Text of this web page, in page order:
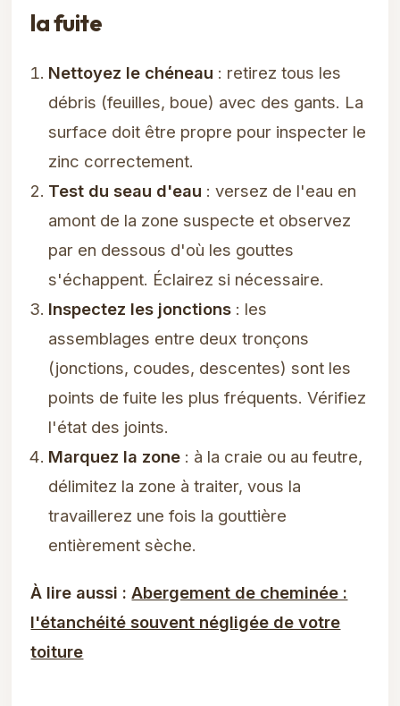
la fuite
Nettoyez le chéneau : retirez tous les
débris (feuilles, boue) avec des gants. La
surface doit être propre pour inspecter le
zinc correctement.
Test du seau d'eau : versez de l'eau en
amont de la zone suspecte et observez
par en dessous d'où les gouttes
s'échappent. Éclairez si nécessaire.
Inspectez les jonctions : les
assemblages entre deux tronçons
(jonctions, coudes, descentes) sont les
points de fuite les plus fréquents. Vérifiez
l'état des joints.
Marquez la zone : à la craie ou au feutre,
délimitez la zone à traiter, vous la
travaillerez une fois la gouttière
entièrement sèche.
À lire aussi :Abergement de cheminée :
l'étanchéité souvent négligée de votre
toiture